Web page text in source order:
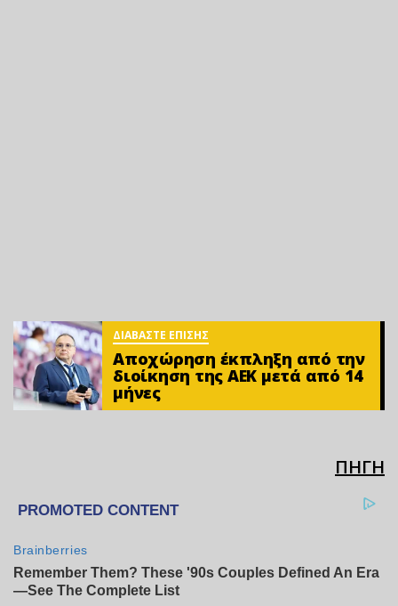
ΔΙΑΒΑΣΤΕ ΕΠΙΣΗΣ
Αποχώρηση έκπληξη από την
διοίκηση της ΑΕΚ μετά από 14
μήνες
ΠΗΓΗ